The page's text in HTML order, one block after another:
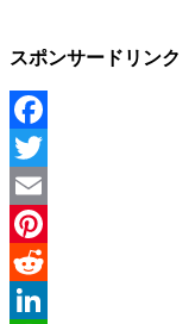
スポンサードリンク
Facebook
Twitter
Email
Pinterest
Reddit